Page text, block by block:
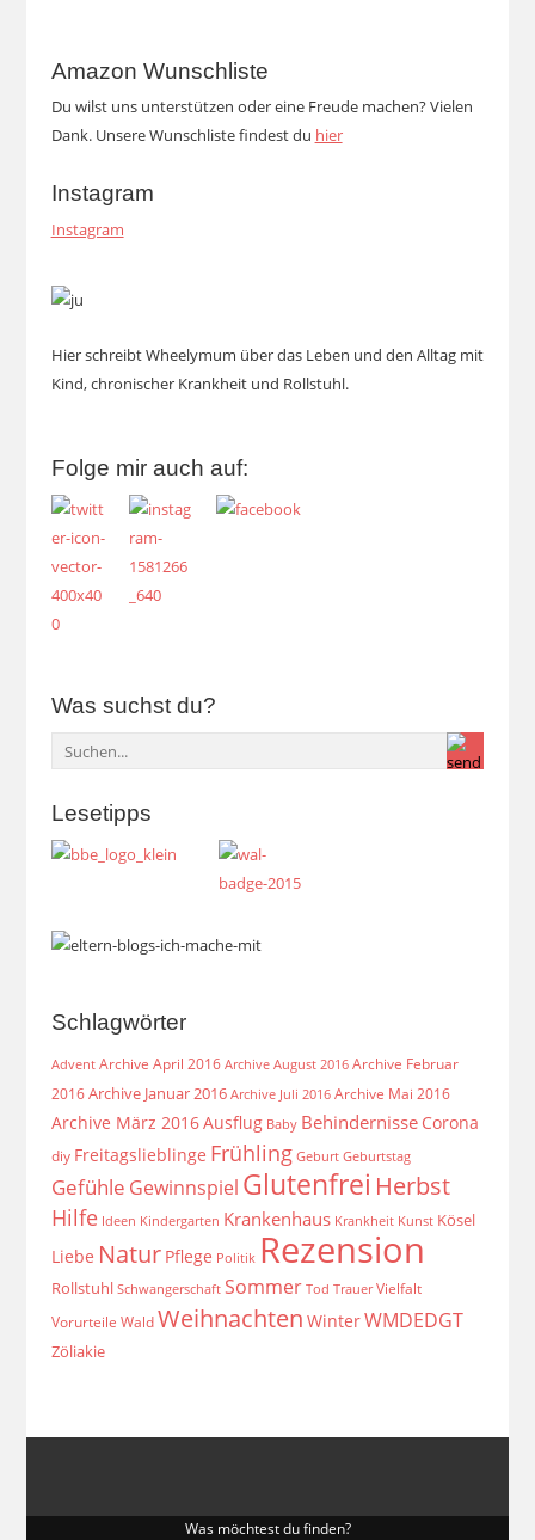
Amazon Wunschliste
Du wilst uns unterstützen oder eine Freude machen? Vielen
Dank. Unsere Wunschliste findest du hier
Instagram
Instagram
Hier schreibt Wheelymum über das Leben und den Alltag mit
Kind, chronischer Krankheit und Rollstuhl.
Folge mir auch auf:
Was suchst du?
Lesetipps
Schlagwörter
Advent Archive April 2016 Archive August 2016 Archive Februar
2016 Archive Januar 2016 Archive Juli 2016 Archive Mai 2016
Archive März 2016Ausflug Baby Behindernisse Corona
diy Freitagslieblinge Frühling Geburt Geburtstag
Gefühle Gewinnspiel Glutenfrei Herbst
Hilfe Ideen Kindergarten Krankenhaus Krankheit Kunst Kösel
Liebe Natur Pflege Politik Rezension
Rollstuhl Schwangerschaft Sommer Tod Trauer Vielfalt
Vorurteile Wald Weihnachten WinterWMDEDGT
Zöliakie
Was möchtest du finden?